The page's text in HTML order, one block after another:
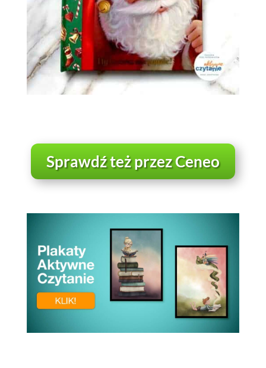
Sprawdź też przez Ceneo